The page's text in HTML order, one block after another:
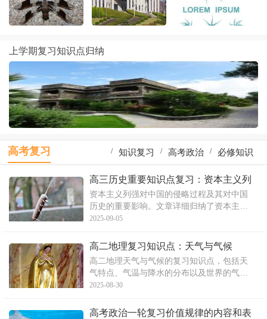
上学期复习知识点归纳
高考复习 必修知识
/
高考政治
/
知识复习
/
地理知识
/
高考物理
/
一轮复习
/
生物知识
/
识点复习
/
物理复习
/
高三历史重要知识点复习：资本主义列
强侵华
资本主义列强对中国的侵略过程及其对中国
历史的重要影响。文章详细归纳了资本主义
列强侵华的知识分类，包括半殖民地半社会
条约的签订、领土割占、通商口岸的开放、
经济侵略、近现代中国革命的镇压以及列强
在华的矛盾表现。此外，
2025-09-05
高二地理复习知识点：天气与气候
高二地理天气与气候的复习知识点，包括天
气特点、气温与降水的分布以及世界的气候
等内容。文中还涉及地域分异规律，如地带
考生来说，掌握这些知识点对于地理课程的
2025-08-30
高考政治一轮复习价值规律的内容和表